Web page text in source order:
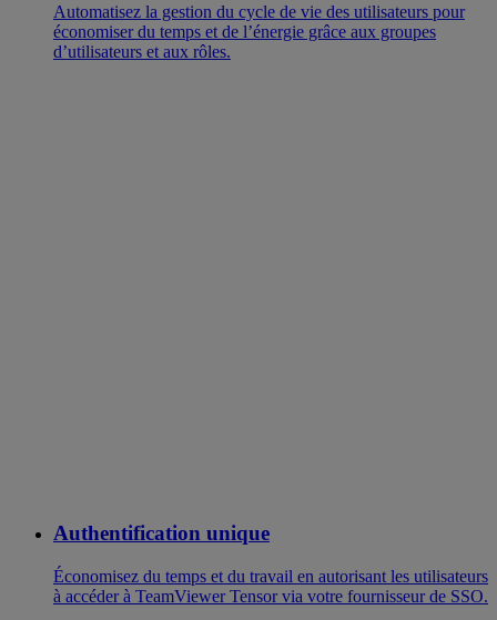
Automatisez la gestion du cycle de vie des utilisateurs pour
économiser du temps et de l’énergie grâce aux groupes
d’utilisateurs et aux rôles.
Authentification unique
Économisez du temps et du travail en autorisant les utilisateurs
à accéder à TeamViewer Tensor via votre fournisseur de SSO.